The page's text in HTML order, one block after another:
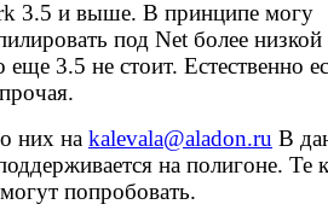
3.5 и выше. В принципе могу
под Net более низкой
еще 3.5 не стоит. Естественно
них на kalevala@aladon.ru В
на полигоне. Те
попробовать.